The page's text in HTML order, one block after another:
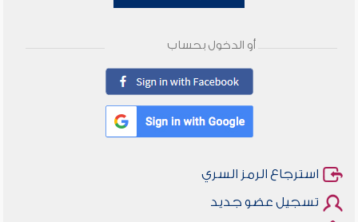
أو الدخول بحساب
استرجاع الرمز السري
تسجيل عضو جديد